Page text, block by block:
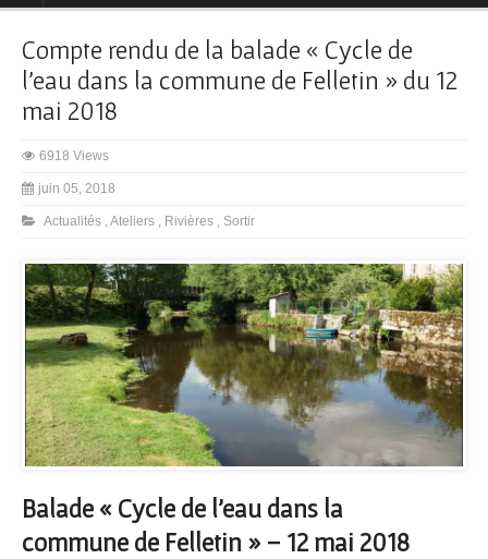
Compte rendu de la balade « Cycle de
l’eau dans la commune de Felletin » du 12
mai 2018
6918 Views
juin 05, 2018
Actualités ,Ateliers , Rivières , Sortir
Balade « Cycle de l’eau dans la
commune de Felletin » – 12 mai 2018